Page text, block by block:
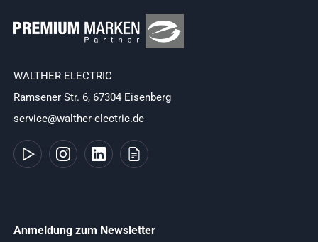
WALTHER ELECTRIC
Ramsener Str. 6, 67304 Eisenberg
service@walther-electric.de
Anmeldung zum Newsletter